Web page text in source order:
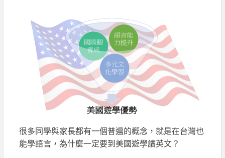
很多同學與家長都有一個普遍的概念，就是在台灣也
能學語言，為什麼一定要到美國遊學讀英文？